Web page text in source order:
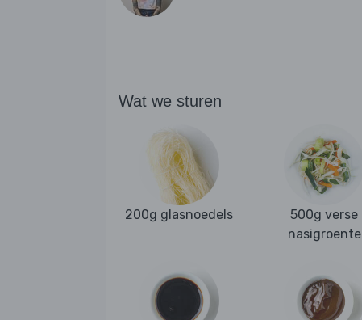
Wat we sturen
200g glasnoedels
500g verse
nasigroente